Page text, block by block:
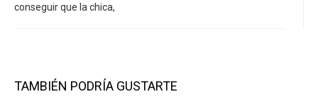
conseguir que la chica,
TAMBIÉN PODRÍA GUSTARTE